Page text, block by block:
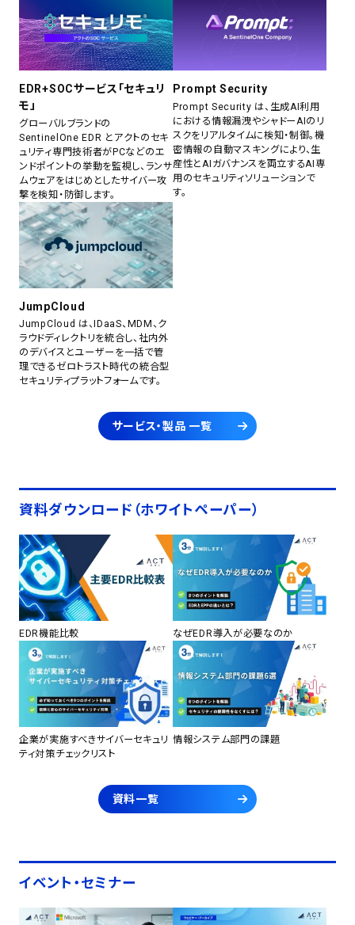
EDR+SOCサービス「セキュリ
モ」
グローバルブランドの
SentinelOne EDR とアクトのセキ
ュリティ専門技術者がPCなどのエ
ンドポイントの挙動を監視し、ランサ
ムウェアをはじめとしたサイバー攻
撃を検知・防御します。
Prompt Security
Prompt Security は、生成AI利用
における情報漏洩やシャドーAIのリ
スクをリアルタイムに検知・制御。機
密情報の自動マスキングにより、生
産性とAIガバナンスを両立するAI専
用のセキュリティソリューションで
す。
JumpCloud
JumpCloud は、IDaaS、MDM、ク
ラウドディレクトリを統合し、社内外
のデバイスとユーザーを一括で管
理できるゼロトラスト時代の統合型
セキュリティプラットフォームです。
サービス・製品 一覧
資料ダウンロード（ホワイトペーパー）
EDR機能比較 なぜEDR導入が必要なのか
企業が実施すべきサイバーセキュリ
ティ対策チェックリスト
情報システム部門の課題
資料一覧
イベント・セミナー